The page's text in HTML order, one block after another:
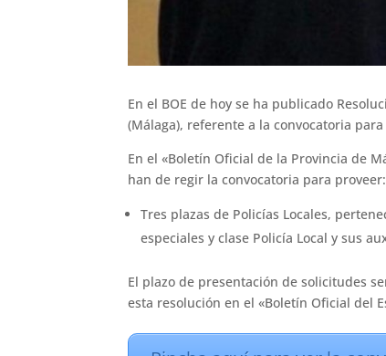
En el BOE de hoy se ha publicado
(Málaga), referente a la convocatoria
En el «Boletín Oficial de la Provincia de
han de regir la convocatoria para proveer:
Tres plazas de Policías Locales,
especiales y clase Policía Local y sus
El plazo de presentación de solicitudes
esta resolución en el «Boletín Oficial del